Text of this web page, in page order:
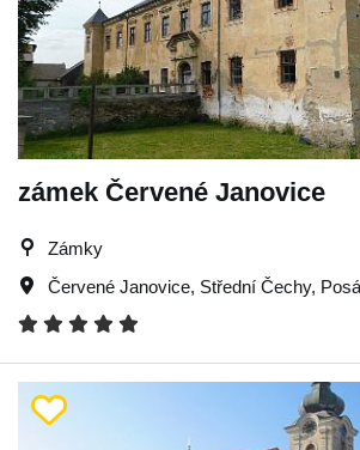
zámek Červené Janovice
Zámky
Červené Janovice, Střední Čechy,